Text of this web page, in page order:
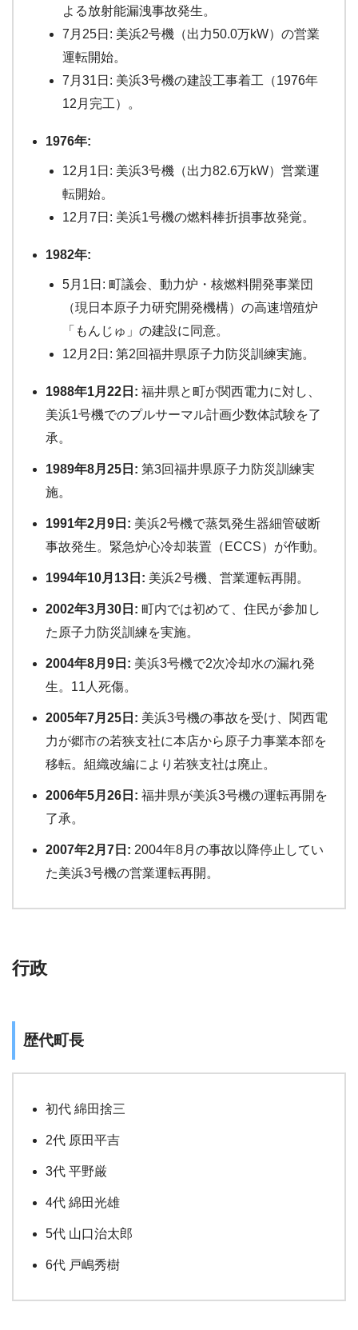
よる放射能漏洩事故発生。
7月25日: 美浜2号機（出力50.0万kW）の営業
運転開始。
7月31日: 美浜3号機の建設工事着工（1976年
12月完工）。
1976年:
12月1日: 美浜3号機（出力82.6万kW）営業運
転開始。
12月7日: 美浜1号機の燃料棒折損事故発覚。
1982年:
5月1日: 町議会、動力炉・核燃料開発事業団
（現日本原子力研究開発機構）の高速増殖炉
「もんじゅ」の建設に同意。
12月2日: 第2回福井県原子力防災訓練実施。
1988年1月22日: 福井県と町が関西電力に対し、
美浜1号機でのプルサーマル計画少数体試験を了
承。
1989年8月25日: 第3回福井県原子力防災訓練実
施。
1991年2月9日: 美浜2号機で蒸気発生器細管破断
事故発生。緊急炉心冷却装置（ECCS）が作動。
1994年10月13日: 美浜2号機、営業運転再開。
2002年3月30日: 町内では初めて、住民が参加し
た原子力防災訓練を実施。
2004年8月9日: 美浜3号機で2次冷却水の漏れ発
生。11人死傷。
2005年7月25日: 美浜3号機の事故を受け、関西電
力が郷市の若狭支社に本店から原子力事業本部を
移転。組織改編により若狭支社は廃止。
2006年5月26日: 福井県が美浜3号機の運転再開を
了承。
2007年2月7日: 2004年8月の事故以降停止してい
た美浜3号機の営業運転再開。
行政
歴代町長
初代 綿田捨三
2代 原田平吉
3代 平野厳
4代 綿田光雄
5代 山口治太郎
6代 戸嶋秀樹